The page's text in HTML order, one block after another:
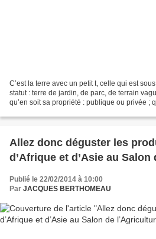
C’est la terre avec un petit t, celle qui est
statut : terre de jardin, de parc, de terrain
qu’en soit sa propriété : publique ou privée ;
Allez donc déguster les
d’Afrique et d’Asie au Salon
Publié le 22/02/2014 à 10:00
Par JACQUES BERTHOMEAU